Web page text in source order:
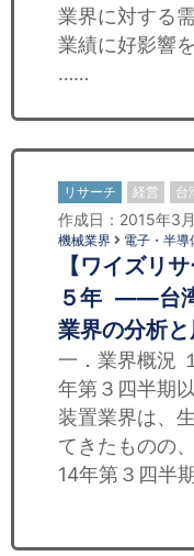
業界に対する
業績に好影響
……
リサーチ 経営 台
作成日：2015年3
機械業界 電子・半導
【ワイズリ
５年 ——台
業界の分析
一．業界概況
年第３四半期
装置業界は、
てきたものの
14年第３四半